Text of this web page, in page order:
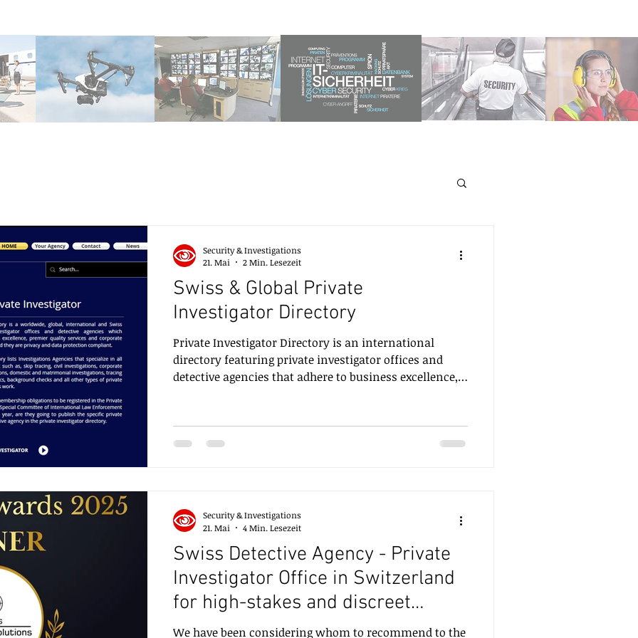
Swiss & Global Private
Investigator Directory
Private Investigator Directory is an international
directory featuring private investigator offices and
detective agencies that adhere to business excellence,
protection standards. ​ The Private Investigator
Directory includes investigation agencies specialising
Security & Investigations
21. Mai
2 Min. Lesezeit
Swiss Detective Agency - Private
Investigator Office in Switzerland
for high-stakes and discreet
projects, cases, or mandates
We have been considering whom to recommend to the
Security & Investigations
21. Mai
4 Min. Lesezeit